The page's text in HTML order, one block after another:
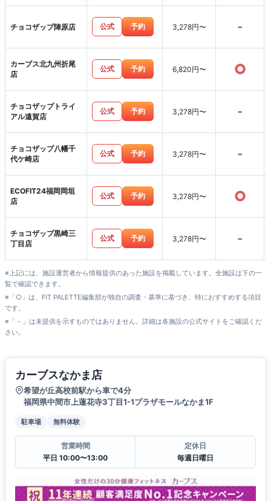
チョコザップ陣原店 公式 予約 3,278円〜 -
カーブス北九州折尾
店
公式 予約 6,820円〜 ○
チョコザップトライ
アル遠賀店
公式 予約 3,278円〜 -
チョコザップ八幡千
代ケ崎店
公式 予約 3,278円〜 -
ECOFIT24福岡岡垣
店
公式 予約 3,278円〜 ○
チョコザップ黒崎三
丁目店
公式 予約 3,278円〜 -
※上記には、施設運営者から情報提供のあった施設を掲載しています。全施設は下の一
覧で確認できます。
※「○」は、FIT PALETTE編集部が独自の調査・基準に基づき、特におすすめする項目
です。
※「－」は未提供を示すものではありません。詳細は各施設の公式サイトをご確認くだ
さい。
カーブスなかま店
希望が丘高校前駅から車で4分
福岡県中間市上蓮花寺3丁目1-1プラザモールなかま1F
駐車場 無料体験
営業時間
平日 10:00〜13:00
定休日
毎週日曜日